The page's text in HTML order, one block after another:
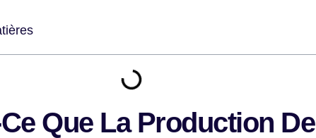
Ce Que La Production De